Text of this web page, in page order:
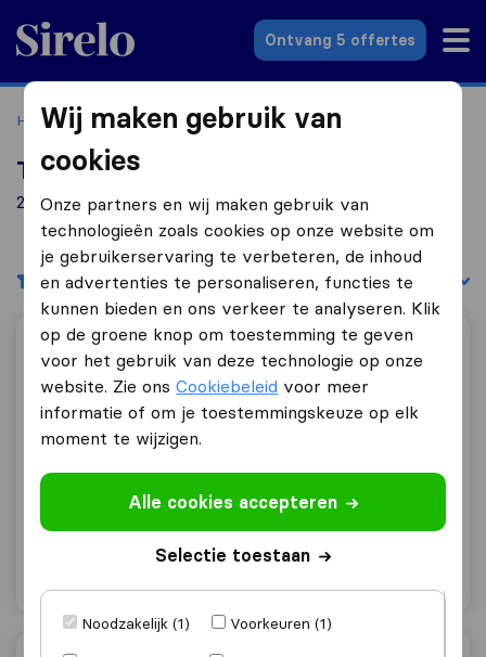
Sirelo.nl
Ontvang 5 offertes
Home Verhuisbedrijven Verhuisbedrijven Echt
Top 10 verhuisbedrijven in Echt
2 verhuisbedrijven gevonden in Echt
Filters Sorteer op:
Foolfillment
0,0 0
Foolfillment
Vraag offerte aan Bekijk profiel
Wij maken gebruik van
cookies
Onze partners en wij maken gebruik van
technologieën zoals cookies op onze website om
je gebruikerservaring te verbeteren, de inhoud
en advertenties te personaliseren, functies te
kunnen bieden en ons verkeer te analyseren. Klik
op de groene knop om toestemming te geven
voor het gebruik van deze technologie op onze
website. Zie onsCookiebeleid voor meer
informatie of om je toestemmingskeuze op elk
moment te wijzigen.
Alle cookies accepteren
Selectie toestaan
Noodzakelijk (1)
Voorkeuren (1)